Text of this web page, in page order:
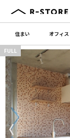
住まい オフィス
〈
FULL